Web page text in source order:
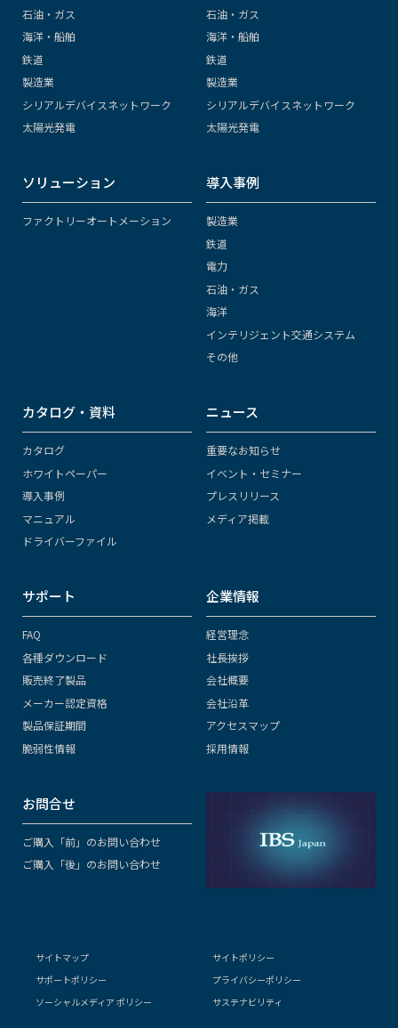
石油・ガス
海洋・船舶
鉄道
製造業
シリアルデバイスネットワーク
太陽光発電
石油・ガス
海洋・船舶
鉄道
製造業
シリアルデバイスネットワーク
太陽光発電
ソリューション
ファクトリーオートメーション
導入事例
製造業
鉄道
電力
石油・ガス
海洋
インテリジェント交通システム
その他
カタログ・資料
カタログ
ホワイトペーパー
導入事例
マニュアル
ドライバーファイル
ニュース
重要なお知らせ
イベント・セミナー
プレスリリース
メディア掲載
サポート
FAQ
各種ダウンロード
販売終了製品
メーカー認定資格
製品保証期間
脆弱性情報
企業情報
経営理念
社長挨拶
会社概要
会社沿革
アクセスマップ
採用情報
お問合せ
ご購入「前」のお問い合わせ
ご購入「後」のお問い合わせ
サイトマップ
サイトポリシー
サポートポリシー
プライバシーポリシー
ソーシャルメディア ポリシー
サステナビリティ